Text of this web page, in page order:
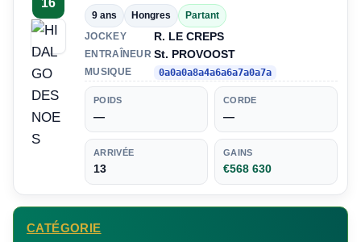
9 ans Hongres
Partant
JOCKEY
R. LE CREPS
ENTRAÎNEUR St. PROVOOST
MUSIQUE 0a0a0a8a4a6a6a7a0a7a
POIDS
—
CORDE
—
ARRIVÉE
13
GAINS
€568 630
CATÉGORIE